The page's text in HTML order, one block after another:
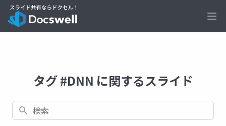
タグ #DNN に関するスライド
検索